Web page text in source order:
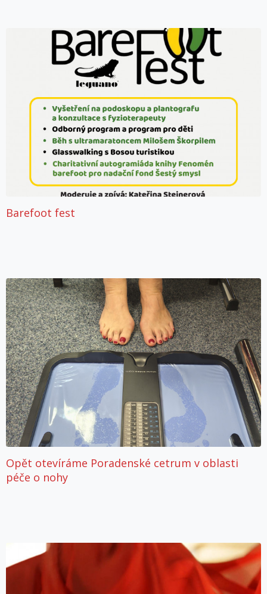
Barefoot fest
Opět otevíráme Poradenské cetrum v oblasti
péče o nohy